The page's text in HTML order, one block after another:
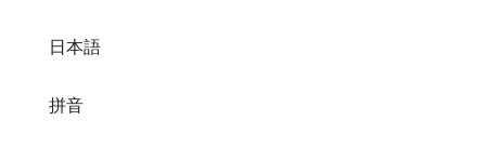
日本語
拼音